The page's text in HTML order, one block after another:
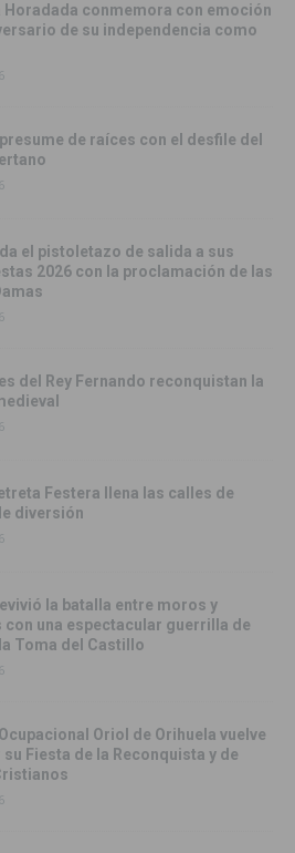
Horadada conmemora con emoción
de su independencia como
de raíces con el desfile del
el pistoletazo de salida a sus
2026 con la proclamación de las
del Rey Fernando reconquistan la
Festera llena las calles de
diversión
la batalla entre moros y
una espectacular guerrilla de
Toma del Castillo
Oriol de Orihuela vuelve
Fiesta de la Reconquista y de